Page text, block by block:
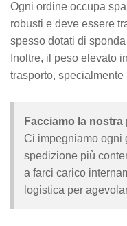
Ogni ordine occupa
robusti e deve essere
spesso dotati di
Inoltre, il peso elevato
trasporto,
Facciamo la nostra
Ci impegniamo ogni
spedizione più
a farci carico
logistica per